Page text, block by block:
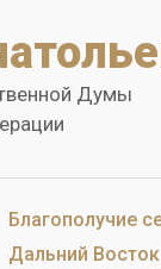
Думы
Благополучие
Дальний Восток